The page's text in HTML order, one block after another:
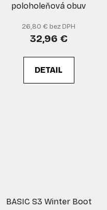
poloholeňová obuv
26,80 € bez DPH
32,96 €
DETAIL
BASIC S3 Winter Boot